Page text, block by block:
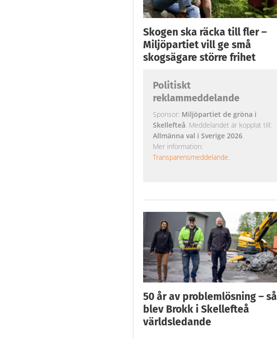
Skogen ska räcka till fler –
Miljöpartiet vill ge små
skogsägare större frihet
Politiskt
reklammeddelande
Sponsor: Miljöpartiet de gröna i
Skellefteå. Meddelandet är kopplat till:
Allmänna val i Sverige 2026.
Mer information:
Transparensmeddelande.
50 år av problemlösning – så
blev Brokk i Skellefteå
världsledande